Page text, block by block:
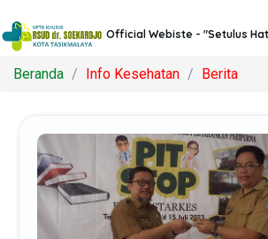
Official Webiste - "Setulus
Beranda Info Kesehatan Berita